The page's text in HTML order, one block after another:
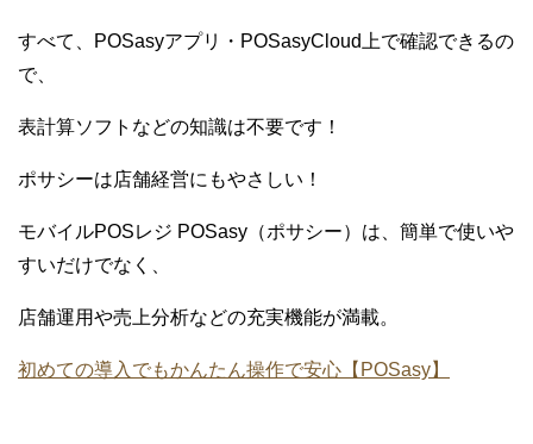
すべて、POSasyアプリ・POSasyCloud上で確認できるの
で、
表計算ソフトなどの知識は不要です！
ポサシーは店舗経営にもやさしい！
モバイルPOSレジ POSasy（ポサシー）は、簡単で使いや
すいだけでなく、
店舗運用や売上分析などの充実機能が満載。
初めての導入でもかんたん操作で安心【POSasy】